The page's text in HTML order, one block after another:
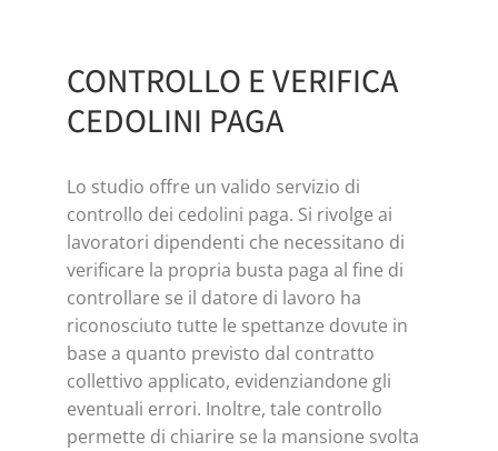
CONTROLLO E VERIFICA
CEDOLINI PAGA
Lo studio offre un valido servizio di
controllo dei cedolini paga. Si rivolge ai
lavoratori dipendenti che necessitano di
verificare la propria busta paga al fine di
controllare se il datore di lavoro ha
riconosciuto tutte le spettanze dovute in
base a quanto previsto dal contratto
collettivo applicato, evidenziandone gli
eventuali errori. Inoltre, tale controllo
permette di chiarire se la mansione svolta